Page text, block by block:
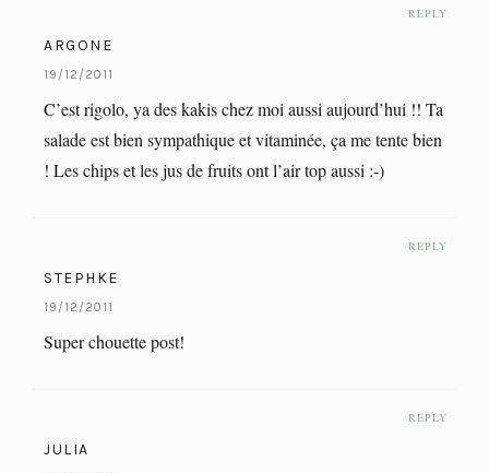
REPLY
ARGONE
19/12/2011
C’est rigolo, ya des kakis chez moi aussi aujourd’hui !! Ta
salade est bien sympathique et vitaminée, ça me tente bien
! Les chips et les jus de fruits ont l’air top aussi :-)
REPLY
STEPHKE
19/12/2011
Super chouette post!
REPLY
JULIA